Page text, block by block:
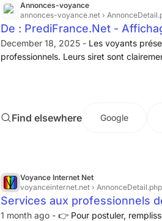
Annonces-voyance
annonces-voyance.net ›
De : PrediFrance.Net -
December 18, 2025 - Les voyants
professionnels. Leurs siret sont
Find elsewhere Google
Voyance Internet Net
voyanceinternet.net › AnnonceDetail.php
Services aux professionnels
1 month ago - 👉 Pour postuler,